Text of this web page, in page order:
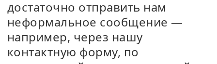
достаточно отправить нам
неформальное сообщение —
например, через нашу
контактную форму, по